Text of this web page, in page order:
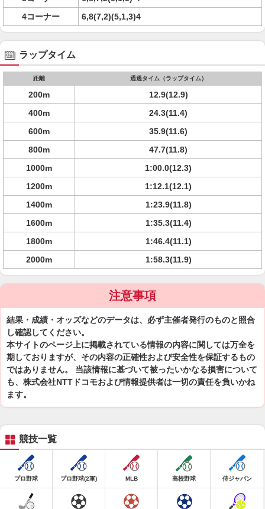
4コーナー
6,8(7,2)(5,1,3)4
ラップタイム
距離 通過タイム（ラップタイム）
200m
12.9(12.9)
400m
24.3(11.4)
600m
35.9(11.6)
800m
47.7(11.8)
1000m
1:00.0(12.3)
1200m
1:12.1(12.1)
1400m
1:23.9(11.8)
1600m
1:35.3(11.4)
1800m
1:46.4(11.1)
2000m
1:58.3(11.9)
注意事項
結果・成績・オッズなどのデータは、必ず主催者発行のものと照合
し確認してください。
本サイトのページ上に掲載されている情報の内容に関しては万全を
期しておりますが、その内容の正確性および安全性を保証するもの
ではありません。 当該情報に基づいて被ったいかなる損害について
も、株式会社NTTドコモおよび情報提供者は一切の責任を負いかね
ます。
競技一覧
プロ野球 プロ野球(2軍) MLB 高校野球 侍ジャパン